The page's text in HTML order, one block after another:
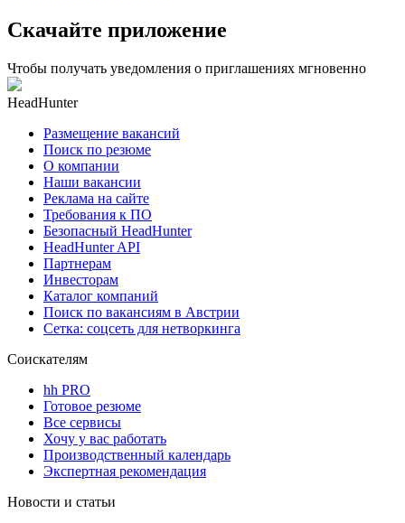
Скачайте приложение
Чтобы получать уведомления о приглашениях мгновенно
HeadHunter
Размещение вакансий
Поиск по резюме
О компании
Наши вакансии
Реклама на сайте
Требования к ПО
Безопасный HeadHunter
HeadHunter API
Партнерам
Инвесторам
Каталог компаний
Поиск по вакансиям в Австрии
Сетка: соцсеть для нетворкинга
Соискателям
hh PRO
Готовое резюме
Все сервисы
Хочу у вас работать
Производственный календарь
Экспертная рекомендация
Новости и статьи